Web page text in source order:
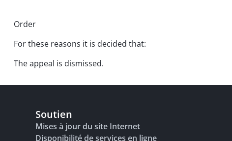
Order
For these reasons it is decided that:
The appeal is dismissed.
Soutien
Mises à jour du site Internet
Disponibilité de services en ligne